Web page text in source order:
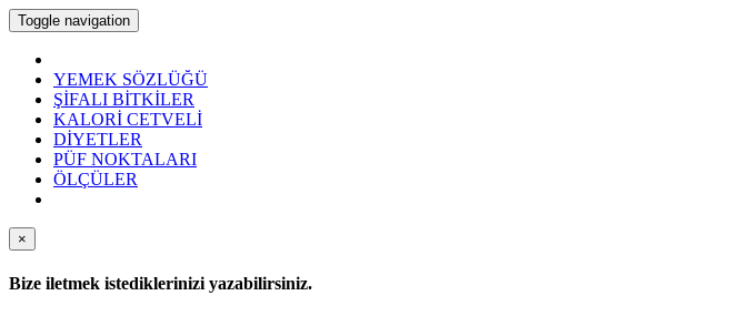
Toggle navigation
YEMEK SÖZLÜĞÜ
ŞİFALI BİTKİLER
KALORİ CETVELİ
DİYETLER
PÜF NOKTALARI
ÖLÇÜLER
×
Bize iletmek istediklerinizi yazabilirsiniz.